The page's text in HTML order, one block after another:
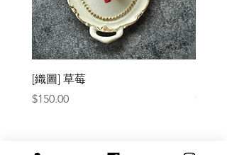
[織圖] 草莓
價格
$150.00
價格